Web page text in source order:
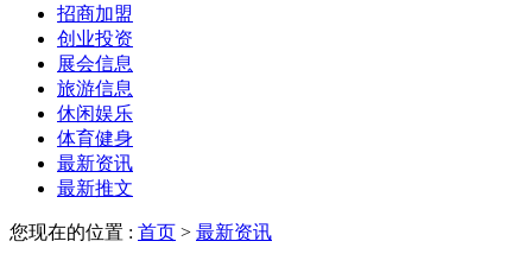
招商加盟
创业投资
展会信息
旅游信息
休闲娱乐
体育健身
最新资讯
最新推文
您现在的位置 : 首页 > 最新资讯